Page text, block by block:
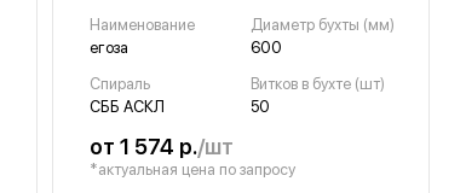
Наименование
егоза
Диаметр бухты (мм)
600
Спираль
СББ АСКЛ
Витков в бухте (шт)
50
от 1 574 р./шт
*актуальная цена по запросу